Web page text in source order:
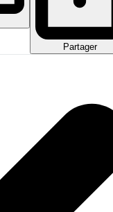
Partager